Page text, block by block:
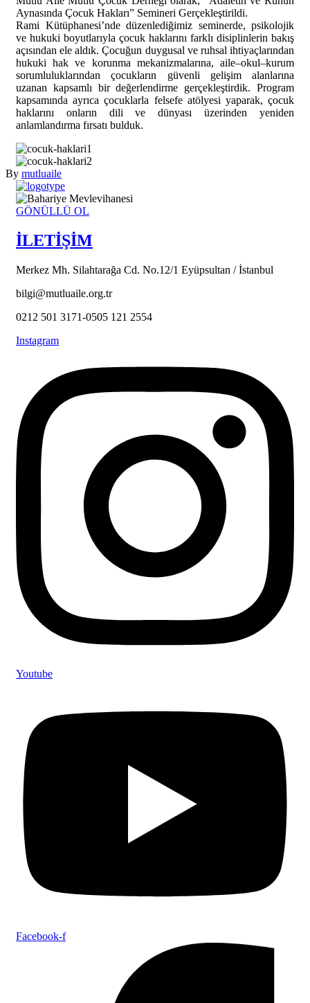
Aynasında Çocuk Hakları” Semineri Gerçekleştirildi.
Rami Kütüphanesi’nde düzenlediğimiz seminerde, psikolojik
ve hukuki boyutlarıyla çocuk haklarını farklı disiplinlerin bakış
açısından ele aldık. Çocuğun duygusal ve ruhsal ihtiyaçlarından
hukuki hak ve korunma mekanizmalarına, aile–okul–kurum
sorumluluklarından çocukların güvenli gelişim alanlarına
uzanan kapsamlı bir değerlendirme gerçekleştirdik. Program
kapsamında ayrıca çocuklarla felsefe atölyesi yaparak, çocuk
haklarını onların dili ve dünyası üzerinden yeniden
anlamlandırma fırsatı bulduk.
By mutluaile
GÖNÜLLÜ OL
İLETİŞİM
Merkez Mh. Silahtarağa Cd. No.12/1 Eyüpsultan / İstanbul
bilgi@mutluaile.org.tr
0212 501 3171-0505 121 2554
Instagram
Youtube
Facebook-f